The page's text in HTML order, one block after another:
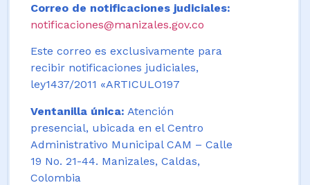
Correo de notificaciones judiciales:
notificaciones@manizales.gov.co
Este correo es exclusivamente para
recibir notificaciones judiciales,
ley1437/2011 «ARTICULO197
Ventanilla única: Atención
presencial, ubicada en el Centro
Administrativo Municipal CAM – Calle
19 No. 21-44. Manizales, Caldas,
Colombia